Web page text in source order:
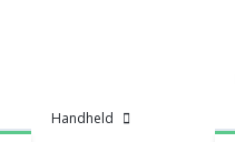
Handheld